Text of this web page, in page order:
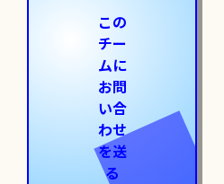
この
チー
ムに
お問
い合
わせ
を送
る